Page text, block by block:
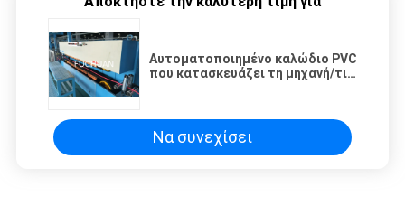
Αυτοματοποιημένο καλώδιο PVC
που κατασκευάζει τη μηχανή/τις
Να συνεχίσει